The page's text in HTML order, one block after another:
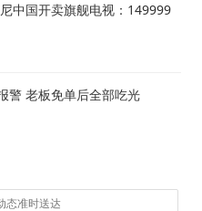
中国开卖旗舰电视：149999
警 老板免单后全部吃光